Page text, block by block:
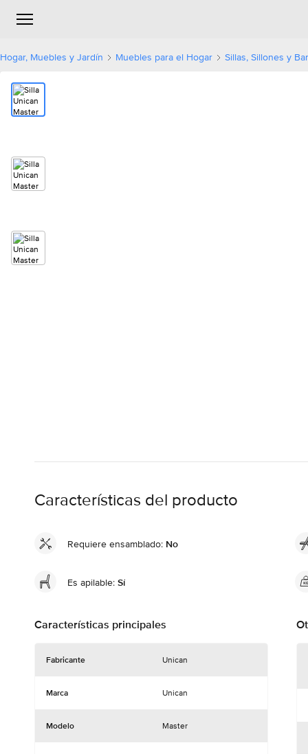
Hogar, Muebles y Jardín Muebles para el Hogar Sillas, Sillones y
Características del producto
Requiere ensamblado: No
Es apilable: Sí
Características principales
Fabricante Unican
Marca Unican
Modelo Master